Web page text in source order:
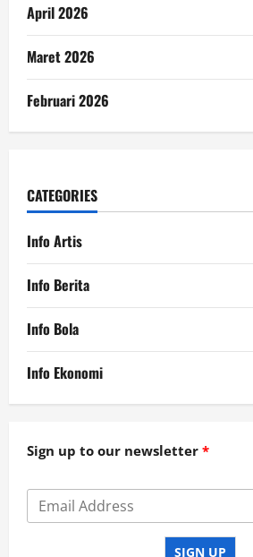
April 2026
Maret 2026
Februari 2026
CATEGORIES
Info Artis
Info Berita
Info Bola
Info Ekonomi
Sign up to our newsletter
SIGN UP